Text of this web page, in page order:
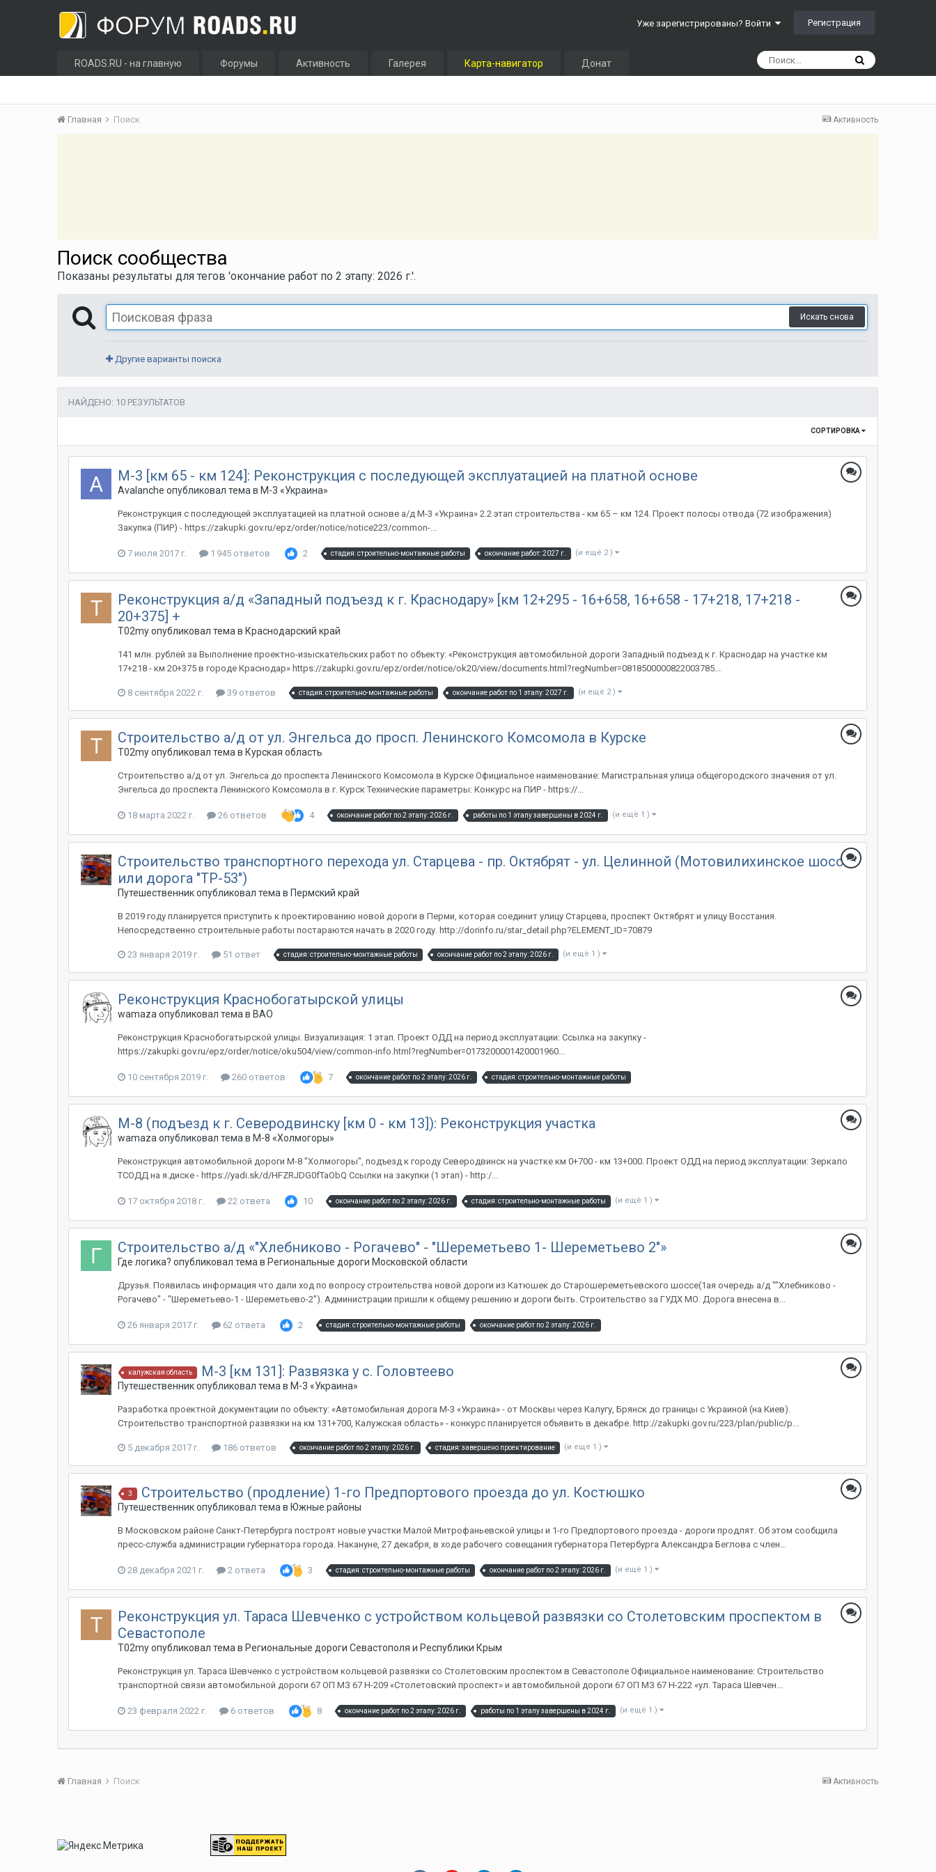
Уже зарегистрированы? Войти Регистрация
ROADS.RU - на главную Форумы Активность Галерея Карта-навигатор Донат
Активность
Главная Поиск
Поиск сообщества
Показаны результаты для тегов 'окончание работ по 2 этапу: 2026 г.'.
Искать снова
Другие варианты поиска
НАЙДЕНО: 10 РЕЗУЛЬТАТОВ
СОРТИРОВКА
М-3 [км 65 - км 124]: Реконструкция с последующей эксплуатацией на платной основе
Avalanche опубликовал тема в М-3 «Украина»
Реконструкция с последующей эксплуатацией на платной основе а/д М-3 «Украина» 2.2 этап строительства - км 65 – км 124. Проект полосы отвода (72 изображения)
Закупка (ПИР) - https://zakupki.gov.ru/epz/order/notice/notice223/common-...
7 июля 2017 г. 1 945 ответов 2 стадия: строительно-монтажные работы окончание работ: 2027 г. (и ещё 2 )
Реконструкция а/д «Западный подъезд к г. Краснодару» [км 12+295 - 16+658, 16+658 - 17+218, 17+218 -
20+375] +
T02myопубликовал тема в Краснодарский край
141 млн. рублей за Выполнение проектно-изыскательских работ по объекту: «Реконструкция автомобильной дороги Западный подъезд к г. Краснодар на участке км
17+218 - км 20+375 в городе Краснодар» https://zakupki.gov.ru/epz/order/notice/ok20/view/documents.html?regNumber=0818500000822003785...
8 сентября 2022 г. 39 ответов стадия: строительно-монтажные работы окончание работ по 1 этапу: 2027 г. (и ещё 2 )
Строительство а/д от ул. Энгельса до просп. Ленинского Комсомола в Курске
T02myопубликовал тема в Курская область
Строительство а/д от ул. Энгельса до проспекта Ленинского Комсомола в Курске Официальное наименование: Магистральная улица общегородского значения от ул.
Энгельса до проспекта Ленинского Комсомола в г. Курск Технические параметры: Конкурс на ПИР - https://...
18 марта 2022 г. 26 ответов 4 окончание работ по 2 этапу: 2026 г. работы по 1 этапу завершены в 2024 г. (и ещё 1 )
Строительство транспортного перехода ул. Старцева - пр. Октябрят - ул. Целинной (Мотовилихинское шоссе
или дорога "ТР-53")
Путешественникопубликовал тема в Пермский край
В 2019 году планируется приступить к проектированию новой дороги в Перми, которая соединит улицу Старцева, проспект Октябрят и улицу Восстания.
Непосредственно строительные работы постараются начать в 2020 году. http://dorinfo.ru/star_detail.php?ELEMENT_ID=70879
23 января 2019 г. 51 ответ стадия: строительно-монтажные работы окончание работ по 2 этапу: 2026 г. (и ещё 1 )
Реконструкция Краснобогатырской улицы
wamaza опубликовал тема в ВАО
Реконструкция Краснобогатырской улицы. Визуализация: 1 этап. Проект ОДД на период эксплуатации: Ссылка на закупку -
https://zakupki.gov.ru/epz/order/notice/oku504/view/common-info.html?regNumber=0173200001420001960...
10 сентября 2019 г. 260 ответов 7 окончание работ по 2 этапу: 2026 г. стадия: строительно-монтажные работы
М-8 (подъезд к г. Северодвинску [км 0 - км 13]): Реконструкция участка
wamaza опубликовал тема в М-8 «Холмогоры»
Реконструкция автомобильной дороги М-8 "Холмогоры", подъезд к городу Северодвинск на участке км 0+700 - км 13+000. Проект ОДД на период эксплуатации: Зеркало
ТСОДД на я.диске - https://yadi.sk/d/HFZRJDG0fTaObQ Ссылки на закупки (1 этап) - http:/...
17 октября 2018 г. 22 ответа 10 окончание работ по 2 этапу: 2026 г. стадия: строительно-монтажные работы (и ещё 1 )
Строительство а/д «"Хлебниково - Рогачево" - "Шереметьево 1- Шереметьево 2"»
Где логика? опубликовал тема в Региональные дороги Московской области
Друзья. Появилась информация что дали ход по вопросу строительства новой дороги из Катюшек до Старошереметьевского шоссе(1ая очередь а/д ""Хлебниково -
Рогачево" - "Шереметьево-1 - Шереметьево-2"). Администрации пришли к общему решению и дороги быть. Строительство за ГУДХ МО. Дорога внесена в...
26 января 2017 г. 62 ответа 2 стадия: строительно-монтажные работы окончание работ по 2 этапу: 2026 г.
калужская область М-3 [км 131]: Развязка у с. Головтеево
Путешественникопубликовал тема в М-3 «Украина»
Разработка проектной документации по объекту: «Автомобильная дорога М-3 «Украина» - от Москвы через Калугу, Брянск до границы с Украиной (на Киев).
Строительство транспортной развязки на км 131+700, Калужская область» - конкурс планируется объявить в декабре. http://zakupki.gov.ru/223/plan/public/p...
5 декабря 2017 г. 186 ответов окончание работ по 2 этапу: 2026 г. стадия: завершено проектирование (и ещё 1 )
3 Строительство (продление) 1-го Предпортового проезда до ул. Костюшко
Путешественникопубликовал тема в Южные районы
В Московском районе Санкт-Петербурга построят новые участки Малой Митрофаньевской улицы и 1-го Предпортового проезда - дороги продлят. Об этом сообщила
пресс-служба администрации губернатора города. Накануне, 27 декабря, в ходе рабочего совещания губернатора Петербурга Александра Беглова с член...
28 декабря 2021 г. 2 ответа 3 стадия: строительно-монтажные работы окончание работ по 2 этапу: 2026 г. (и ещё 1 )
Реконструкция ул. Тараса Шевченко с устройством кольцевой развязки со Столетовским проспектом в
Севастополе
T02myопубликовал тема в Региональные дороги Севастополя и Республики Кры м
Реконструкция ул. Тараса Шевченко с устройством кольцевой развязки со Столетовским проспектом в Севастополе Официальное наименование: Строительство
транспортной связи автомобильной дороги 67 ОП МЗ 67 Н-209 «Столетовский проспект» и автомобильной дороги 67 ОП МЗ 67 Н-222 «ул. Тараса Шевчен...
23 февраля 2022 г. 6 ответов 8 окончание работ по 2 этапу: 2026 г. работы по 1 этапу завершены в 2024 г. (и ещё 1 )
Активность
Главная Поиск